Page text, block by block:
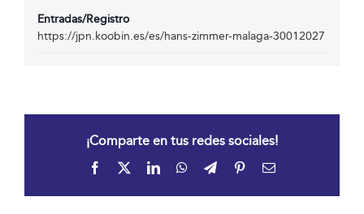
Entradas/Registro
https://jpn.koobin.es/es/hans-zimmer-malaga-30012027
¡Comparte en tus redes sociales!
Facebook LinkedInWhatsApp
TelegramPinterestCorreo